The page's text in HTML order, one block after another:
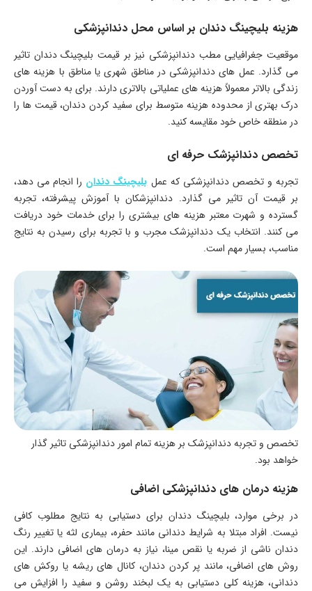
هزینه بلیچینگ دندان بر اساس محل دندانپزشکی
موقعیت جغرافیایی مطب دندانپزشکی نیز بر قیمت بلیچینگ دندان تاثیر
می گذارد. عمل های دندانپزشکی در مناطق شهری یا مناطق با هزینه های
زندگی بالاتر معمولاً هزینه های عملیاتی بالاتری دارند. برای به دست آوردن
درک بهتری از محدوده هزینه متوسط ​​برای سفید کردن دندان، قیمت ها را
در منطقه خاص خود مقایسه کنید.
تخصص دندانپزشک حرفه ای
تجربه و تخصص دندانپزشکی که عملبلیچینگ دندان را انجام می دهد،
بر قیمت آن تاثیر می گذارد. دندانپزشکان با آموزش پیشرفته، تجربه
گسترده و شهرت معتبر هزینه های بیشتری را برای خدمات خود دریافت
می کنند. انتخاب یک دندانپزشک مجرب و با تجربه برای رسیدن به نتایج
مناسب، بسیار مهم است.
تخصص و تجربه دندانپزشک بر هزینه تمام امور دندانپزشکی تاثیر گذار
خواهد بود.
هزینه درمان های دندانپزشکی اضافی
در برخی موارد، بلیچینگ دندان برای دستیابی به نتایج مطلوب کافی
نیست. افراد مبتلا به شرایط دندانی مانند حفره، بیماری لثه یا تغییر رنگ
دندان ناشی از ضربه یا نقص مینا، نیاز به درمان های اضافی دارند. این
روش‌ های اضافی، مانند پر کردن دندان، کانال‌ های ریشه یا روکش‌ های
دندانی، هزینه کلی دستیابی به یک لبخند روشن و سفید را افزایش می